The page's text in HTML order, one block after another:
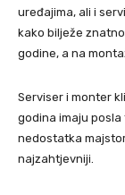
uređajima, ali i
kako bilježe
godine, a na
Serviser i monter
godina imaju
nedostatka
najzahtjevniji.